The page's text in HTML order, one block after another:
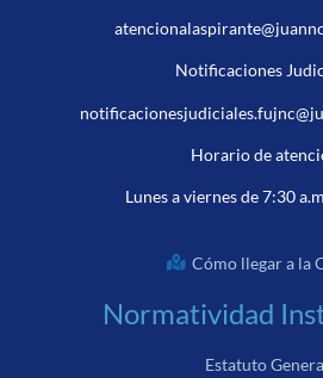
Notificaciones
Horario de
Lunes a viernes de 7:30
Cómo llegar a la
Normatividad
Estatuto